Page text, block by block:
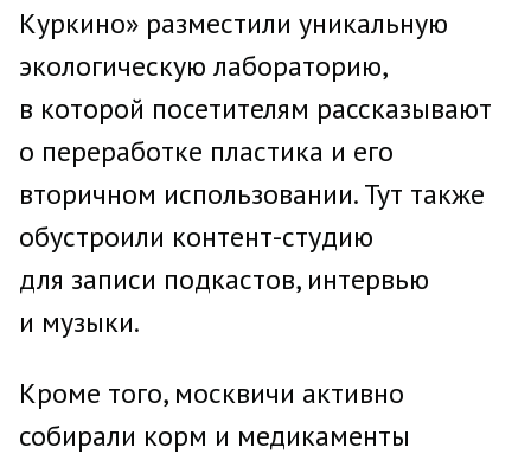
Куркино» разместили уникальную
экологическую лабораторию,
в которой посетителям рассказывают
о переработке пластика и его
вторичном использовании. Тут также
обустроили контент-студию
для записи подкастов, интервью
и музыки.
Кроме того, москвичи активно
собирали корм и медикаменты